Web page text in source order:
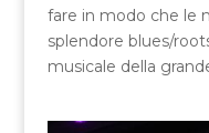
fare in modo che le
splendore blues/
musicale della